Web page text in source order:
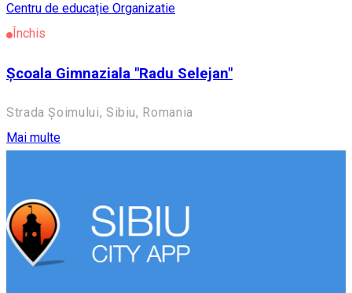
Centru de educație Organizatie
Închis
Școala Gimnaziala "Radu Selejan"
Strada Șoimului, Sibiu, Romania
Mai multe